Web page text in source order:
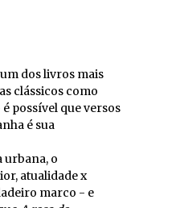
dos livros mais
clássicos como
possível que versos
é sua
urbana, o
atualidade x
marco - e